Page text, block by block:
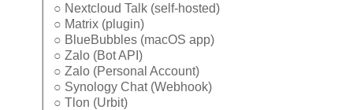
│ ○ Nextcloud Talk (self-hosted)
│ ○ Matrix (plugin)
│ ○ BlueBubbles (macOS app)
│ ○ Zalo (Bot API)
│ ○ Zalo (Personal Account)
│ ○ Synology Chat (Webhook)
│ ○ Tlon (Urbit)